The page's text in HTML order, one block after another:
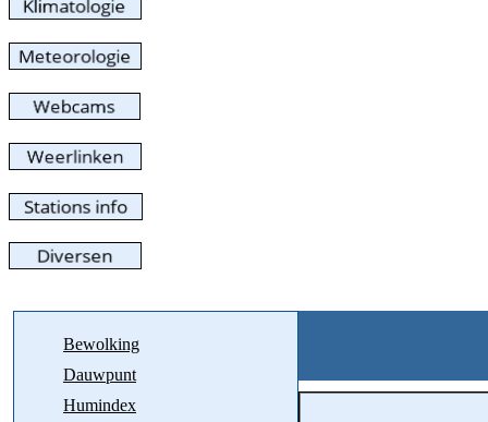
Bewolking
Dauwpunt
Humindex